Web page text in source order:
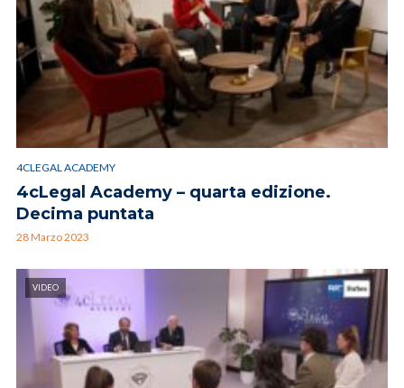
4CLEGAL ACADEMY
4cLegal Academy – quarta edizione.
Decima puntata
28 Marzo 2023
VIDEO